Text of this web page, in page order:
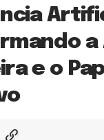
a
e o